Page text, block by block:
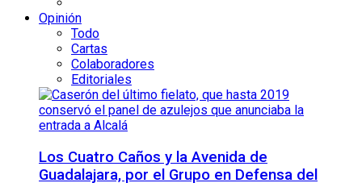
Opinión
Todo
Cartas
Colaboradores
Editoriales
Los Cuatro Caños y la Avenida de
Guadalajara, por el Grupo en Defensa del